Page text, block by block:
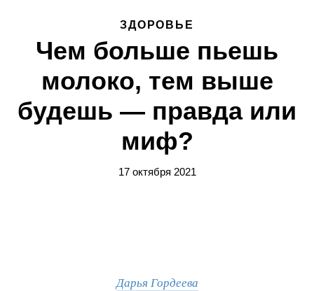
ЗДОРОВЬЕ
Чем больше пьешь
молоко, тем выше
будешь — правда или
миф?
17 октября 2021
Дарья Гордеева